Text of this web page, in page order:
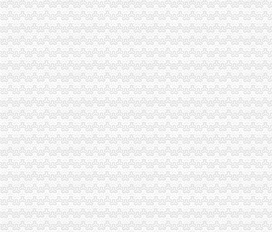
市海关报关注册登记证书消委会大力开展食品安全知识宣
重庆海关年报
2012年重庆海关税务、昆明海关税务报考条件？？-重庆公务员-
重庆海关顺利切换全国通关一体化模式渝企可享“全国海关如同一关”
进出口许可证办理流程
进出口许可证、两用物项和技术进出口电子更新、新做通知_深圳
丰台区公司进出口权办理手续及流程,北京北京市地区国内公司注册供
无纸化签约流程
进出口报关做不做无纸化签约有何重要？|诺金报关公司-11年经验深
中建七局引入一签通电子合同,开启在线签约新局面-时代财经-北方网
海关无纸化签约
【报关公司-代理报关服务-报关价格】-物流网
枫叶鱼：深圳海关对于通关无纸
无纸化报关
提供宁波无纸化报关签约【今日推荐网-宁波物流运输】
中国经济简讯：湖南进出口货物将“无纸化”通关-搜狐财经
电子口岸无纸化签约
上海无纸化报关上海无纸化报关单在哪里印